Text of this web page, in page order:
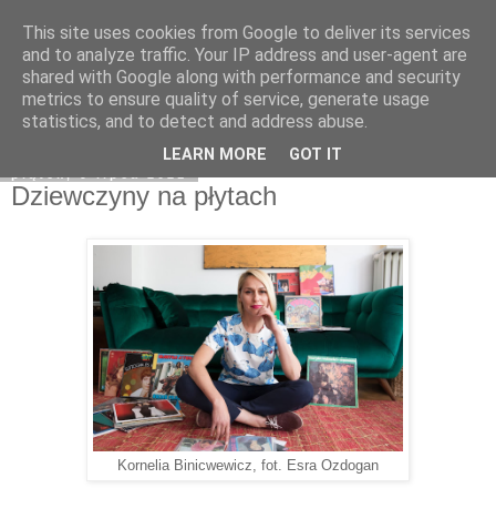
Na obrzeżach
Dziewczyny na płytach
Kornelia Binicwewicz, fot. Esra Ozdogan
This site uses cookies from Google to deliver its services
and to analyze traffic. Your IP address and user-agent are
shared with Google along with performance and security
metrics to ensure quality of service, generate usage
statistics, and to detect and address abuse.
LEARN MORE GOT IT